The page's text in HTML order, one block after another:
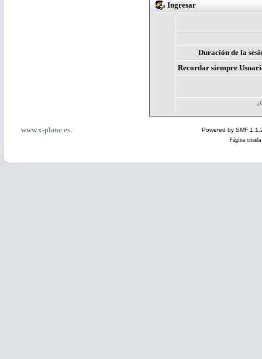
Ingresar
Duración de la
Recordar siempre
www.x-plane.es
Powered by SMF
Página